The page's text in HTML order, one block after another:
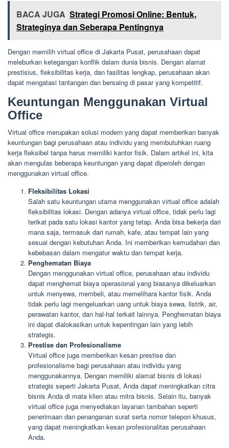
BACA JUGA Strategi Promosi Online: Bentuk,
Strateginya dan Seberapa Pentingnya
Dengan memilih virtual office di Jakarta Pusat, perusahaan dapat
meleburkan ketegangan konflik dalam dunia bisnis. Dengan alamat
prestisius, fleksibilitas kerja, dan fasilitas lengkap, perusahaan akan
dapat mengatasi tantangan dan bersaing di pasar yang kompetitif.
Keuntungan Menggunakan Virtual
Office
Virtual office merupakan solusi modern yang dapat memberikan banyak
keuntungan bagi perusahaan atau individu yang membutuhkan ruang
kerja fleksibel tanpa harus memiliki kantor fisik. Dalam artikel ini, kita
akan mengulas beberapa keuntungan yang dapat diperoleh dengan
menggunakan virtual office.
Fleksibilitas Lokasi
Salah satu keuntungan utama menggunakan virtual office adalah
fleksibilitas lokasi. Dengan adanya virtual office, tidak perlu lagi
terikat pada satu lokasi kantor yang tetap. Anda bisa bekerja dari
mana saja, termasuk dari rumah, kafe, atau tempat lain yang
sesuai dengan kebutuhan Anda. Ini memberikan kemudahan dan
kebebasan dalam mengatur waktu dan tempat kerja.
Penghematan Biaya
Dengan menggunakan virtual office, perusahaan atau individu
dapat menghemat biaya operasional yang biasanya dikeluarkan
untuk menyewa, membeli, atau memelihara kantor fisik. Anda
tidak perlu lagi mengeluarkan uang untuk biaya sewa, listrik, air,
perawatan kantor, dan hal-hal terkait lainnya. Penghematan biaya
ini dapat dialokasikan untuk kepentingan lain yang lebih
strategis.
Prestise dan Profesionalisme
Virtual office juga memberikan kesan prestise dan
profesionalisme bagi perusahaan atau individu yang
menggunakannya. Dengan memiliki alamat bisnis di lokasi
strategis seperti Jakarta Pusat, Anda dapat meningkatkan citra
bisnis Anda di mata klien atau mitra bisnis. Selain itu, banyak
virtual office juga menyediakan layanan tambahan seperti
penerimaan dan penanganan surat serta nomor telepon khusus,
yang dapat meningkatkan kesan profesionalitas perusahaan
Anda.